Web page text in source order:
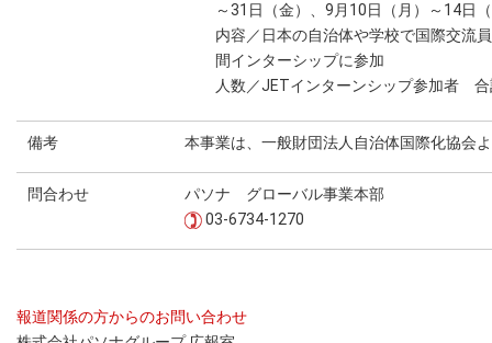
～31日（金）、9月10日（月）～14日
内容／日本の自治体や学校で国際交流
間インターシップに参加
人数／JETインターンシップ参加者
備考 本事業は、一般財団法人自治体国際化協会
問合わせ
パソナ グローバル事業本部
03-6734-1270
報道関係の方からのお問い合わせ